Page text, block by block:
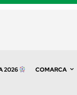
2026 COMARCA